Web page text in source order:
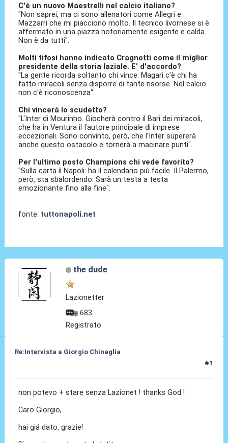
C'è un nuovo Maestrelli nel calcio italiano?
"Non saprei, ma ci sono allenatori come Allegri e
Mazzarri che mi piacciono molto. Il tecnico livornese si è
affermato in una piazza notoriamente esigente e calda.
Non è da tutti".
Molti tifosi hanno indicato Cragnotti come il miglior
presidente della storia laziale. E' d'accordo?
"La gente ricorda soltanto chi vince. Magari c'è chi ha
fatto miracoli senza disporre di tante risorse. Nel calcio
non c'è riconoscenza".
Chi vincerà lo scudetto?
"L'Inter di Mourinho. Giocherà contro il Bari dei miracoli,
che ha in Ventura il fautore principale di imprese
eccezionali. Sono convinto, però, che l'Inter supererà
anche questo ostacolo e tornerà a macinare punti".
Per l'ultimo posto Champions chi vede favorito?
"Sulla carta il Napoli: ha il calendario più facile. Il Palermo,
però, sta sbalordendo. Sarà un testa a testa
emozionante fino alla fine".
fonte: tuttonapoli.net
the dude
Lazionetter
683
Registrato
Re:Intervista a Giorgio Chinaglia
#1
non potevo + stare senza Lazionet ! thanks God !
Caro Giorgio,
hai giá dato, grazie!